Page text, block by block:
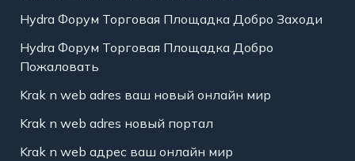
Hydra Форум Торговая Площадка Добро Заходи
Hydra Форум Торговая Площадка Добро
Пожаловать
Krak n web adres ваш новый онлайн мир
Krak n web adres новый портал
Krak n web адрес ваш онлайн мир